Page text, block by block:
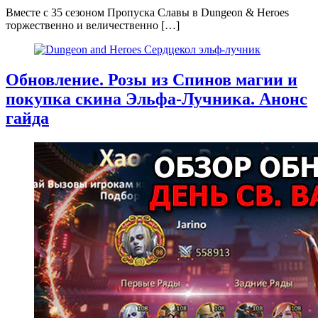
Вместе с 35 сезоном Пропуска Славы в Dungeon & Heroes
торжественно и величественно […]
Обновление. Розы из Спинов магии и
покупка скина Эльфа-Лучника. Анонс
гайда